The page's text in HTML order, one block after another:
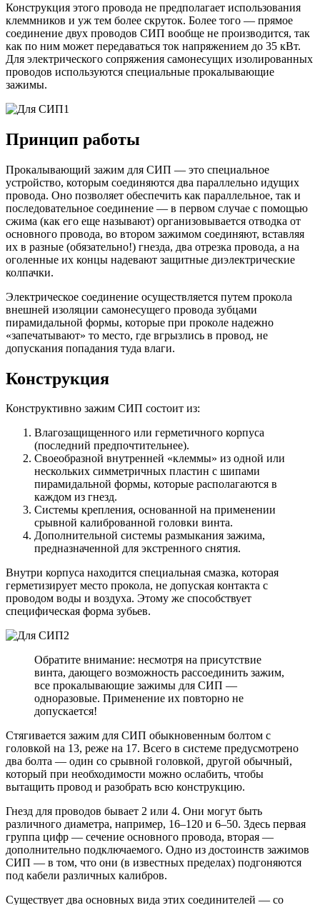
Конструкция этого провода не предполагает использования
клеммников и уж тем более скруток. Более того — прямое
соединение двух проводов СИП вообще не производится, так
как по ним может передаваться ток напряжением до 35 кВт.
Для электрического сопряжения самонесущих изолированных
проводов используются специальные прокалывающие
зажимы.
Принцип работы
Прокалывающий зажим для СИП — это специальное
устройство, которым соединяются два параллельно идущих
провода. Оно позволяет обеспечить как параллельное, так и
последовательное соединение — в первом случае с помощью
сжима (как его еще называют) организовывается отводка от
основного провода, во втором зажимом соединяют, вставляя
их в разные (обязательно!) гнезда, два отрезка провода, а на
оголенные их концы надевают защитные диэлектрические
колпачки.
Электрическое соединение осуществляется путем прокола
внешней изоляции самонесущего провода зубцами
пирамидальной формы, которые при проколе надежно
«запечатывают» то место, где вгрызлись в провод, не
допускания попадания туда влаги.
Конструкция
Конструктивно зажим СИП состоит из:
Влагозащищенного или герметичного корпуса
(последний предпочтительнее).
Своеобразной внутренней «клеммы» из одной или
нескольких симметричных пластин с шипами
пирамидальной формы, которые располагаются в
каждом из гнезд.
Системы крепления, основанной на применении
срывной калиброванной головки винта.
Дополнительной системы размыкания зажима,
предназначенной для экстренного снятия.
Внутри корпуса находится специальная смазка, которая
герметизирует место прокола, не допуская контакта с
проводом воды и воздуха. Этому же способствует
специфическая форма зубьев.
Обратите внимание: несмотря на присутствие
винта, дающего возможность рассоединить зажим,
все прокалывающие зажимы для СИП —
одноразовые. Применение их повторно не
допускается!
Стягивается зажим для СИП обыкновенным болтом с
головкой на 13, реже на 17. Всего в системе предусмотрено
два болта — один со срывной головкой, другой обычный,
который при необходимости можно ослабить, чтобы
вытащить провод и разобрать всю конструкцию.
Гнезд для проводов бывает 2 или 4. Они могут быть
различного диаметра, например, 16–120 и 6–50. Здесь первая
группа цифр — сечение основного провода, вторая —
дополнительно подключаемого. Одно из достоинств зажимов
СИП — в том, что они (в известных пределах) подгоняются
под кабели различных калибров.
Существует два основных вида этих соединителей — со